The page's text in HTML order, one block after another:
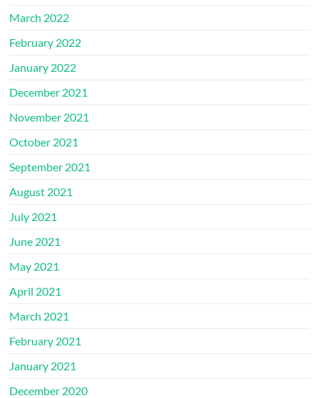
March 2022
February 2022
January 2022
December 2021
November 2021
October 2021
September 2021
August 2021
July 2021
June 2021
May 2021
April 2021
March 2021
February 2021
January 2021
December 2020